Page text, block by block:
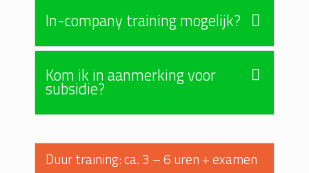
In-company training mogelijk?
Kom ik in aanmerking voor
subsidie?
Duur training: ca. 3 – 6 uren + examen